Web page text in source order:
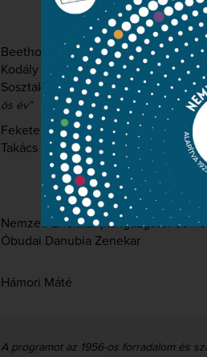
Beethoven Egmont-nyitány
Kodály Psalmus Hungaricus
Sosztakovics
XI. szimfónia g-moll „Az
ös év”
Fekete Attilatenor
Takács Katiszínművész
Nemzeti Énekkar (karigazgató:
Óbudai Danubia Zenekar
Hámori Máté
A programot az 1956-os forradalom és